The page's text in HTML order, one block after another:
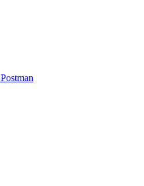
Postman